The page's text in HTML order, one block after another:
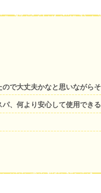
で大丈夫かなと思いながらそ
、何より安心して使用できる